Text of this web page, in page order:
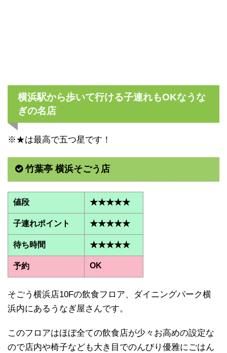
横浜駅から歩いて行ける子連れもOKなうな
ぎの名店
※★は最高で五つ星です！
竹葉亭 横浜そごう店
値段 ★★★★★
子連れポイント ★★★★★
待ち時間 ★★★★★
予約 OK
そごう横浜店10Fの飲食フロア、ダイニングパーク横
浜内にあるうなぎ屋さんです。
このフロアはほぼ全ての飲食店が少々お高めの設定な
ので店内や椅子なども大き目でのんびり優雅にごはん